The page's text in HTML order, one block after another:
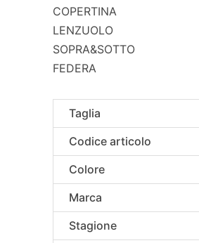
COPERTINA
LENZUOLO
SOPRA&SOTTO
FEDERA
Taglia
Codice articolo
Colore
Marca
Stagione